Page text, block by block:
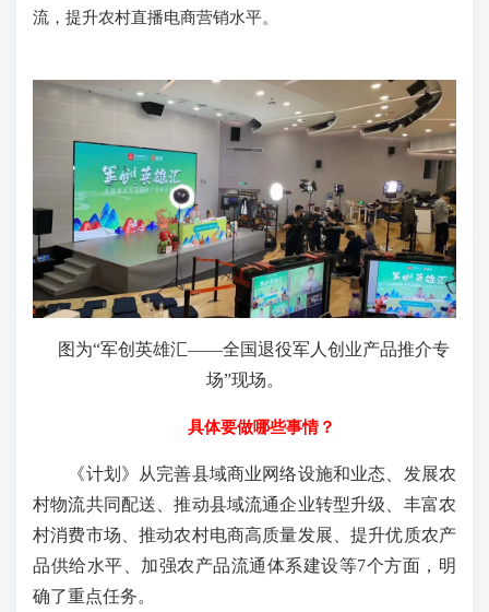
流，提升农村直播电商营销水平。
图为“军创英雄汇——全国退役军人创业产品推介专
场”现场。
具体要做哪些事情？
《计划》从完善县域商业网络设施和业态、发展农
村物流共同配送、推动县域流通企业转型升级、丰富农
村消费市场、推动农村电商高质量发展、提升优质农产
品供给水平、加强农产品流通体系建设等7个方面，明
确了重点任务。